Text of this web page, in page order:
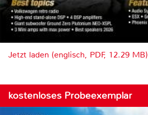
Jetzt laden (englisch, PDF, 12.29 MB)
kostenloses Probeexemplar